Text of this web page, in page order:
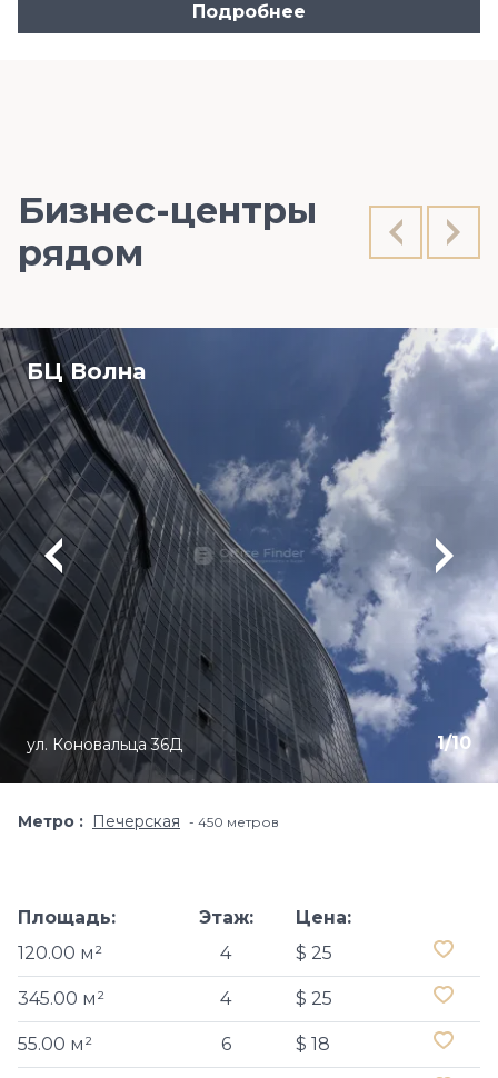
Подробнее
Бизнес-центры
рядом
БЦ Волна
1/10
ул. Коновальца 36Д
Метро Печерская 450 метров
Площадь:
120.00 м²
Этаж:
4
Цена:
$ 25
345.00 м² 4 $ 25
55.00 м² 6 $ 18